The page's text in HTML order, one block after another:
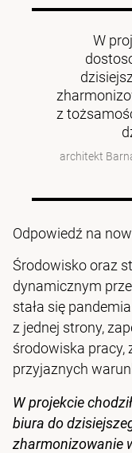
W
z
architekt
Odpowiedź na
Środowisko oraz
dynamicznym
stała się
z jednej strony,
środowiska pracy,
przyjaznych
W projekcie
biura do
zharmonizowanie